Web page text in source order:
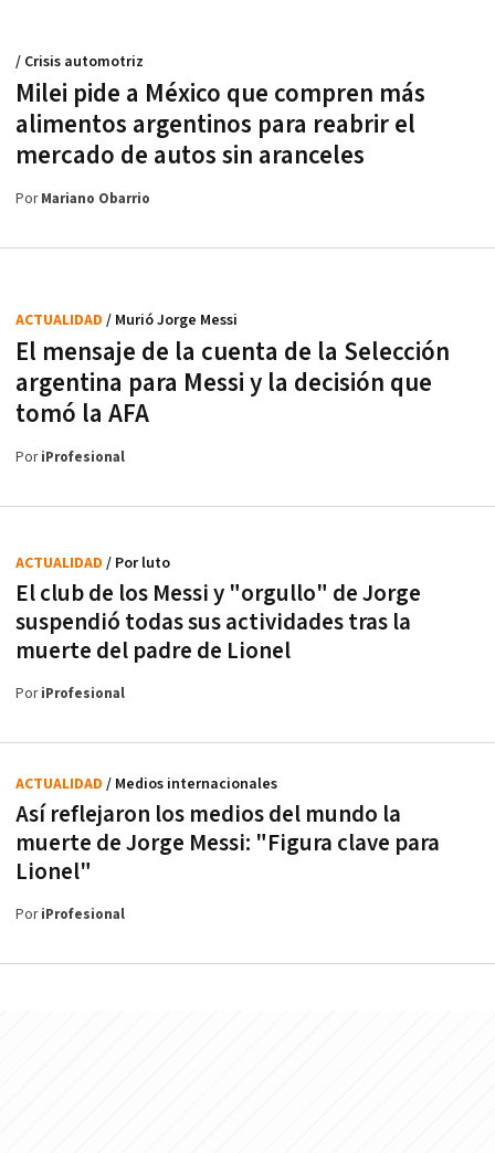
Milei pide a México que compren más
alimentos argentinos para reabrir el
mercado de autos sin aranceles
/ Crisis automotriz
PorMariano Obarrio
El mensaje de la cuenta de la Selección
argentina para Messi y la decisión que
tomó la AFA
ACTUALIDAD / Murió Jorge Messi
PoriProfesional
El club de los Messi y "orgullo" de Jorge
suspendió todas sus actividades tras la
muerte del padre de Lionel
ACTUALIDAD / Por luto
PoriProfesional
Así reflejaron los medios del mundo la
muerte de Jorge Messi: "Figura clave para
Lionel"
ACTUALIDAD / Medios internacionales
PoriProfesional